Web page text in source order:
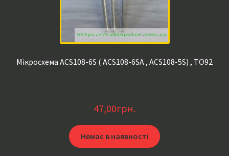
Мікросхема ACS108-6S ( ACS108-6SA , ACS108-5S) , TO92
47,00грн.
Немає в наявності